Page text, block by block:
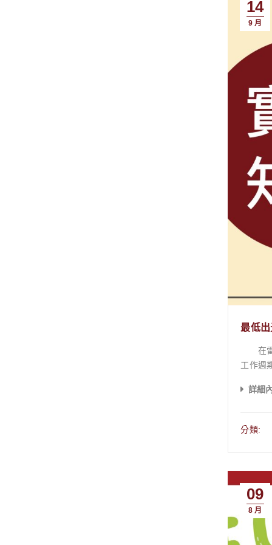
白/綠色霉斑) 的處理 對於剛生成、僅存在於木
許，請
淨的布
後靜置約 10-
表面多
(非必
驟五
選擇合適
呈現
濟於事，您需要更專
一般
谷除霉劑施作步驟詳解： 準備工作
金屬件）。 塗布藥劑： 戴好防護裝備。根據發霉嚴重程度，可使用原液或加入
可使用一般毛刷）均
待表面乾燥後，重
用濕布反覆擦
試施作
白色粉末
份詳盡的指南，
實： 了解低
不僅僅
木作建立最完善的防護網吧！ 探
OK製作
要拋光打磨 2. 木雕雕刻完需要用稀釋的漂白水浸泡、噴木漆 3. 石雕雕刻完需要掃灰塵、打
將圖片轉化為精美的3D 浮
圖，再搭配
此外，也
括如何匯入
的應用，並可參考相關
幣、
看，
Wi-Fi
燈呈藍色常亮。 機器與手機要連接在同一個2.4GHz的WIFI
「USB」，選擇您的蜂鳥機
USB 連線可讓您設
定 WiFi 網路。 當Wi-Fi配置成功後，請點選「連接Wi-Fi」按鈕 ※
後點擊Wi-Fi並選擇您的LP5
透過雕刻主機熱點直連 長按主機的預覽
設備，
14
9 月
最低
在雷切機程式
工作週期。 兩者意旨都是： 在一個週期內，工作時間與總時間的比值 在雷射切割的世界
比：表示雷射
外調整 使用原廠預設數值，就能獲得適當的加工效果。 甚麼是特殊情況？例如：今天長期使用下，雷射管的功率有所損耗，在確
可能出
與熱
割，
要求很高，可以選擇較
色或
詳細
分類:
09
8 月